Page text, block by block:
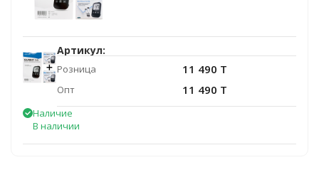
Артикул:
Розница 11 490 T
Опт 11 490 T
Наличие
В наличии